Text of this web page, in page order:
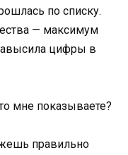
по списку.
— максимум
цифры в
мне показываете?
правильно